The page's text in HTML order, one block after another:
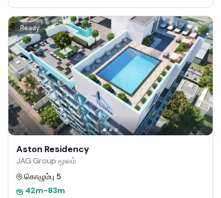
Ready
Aston Residency
JAG Group மூலம்
கொழும்பு 5
ரூ 42m-83m